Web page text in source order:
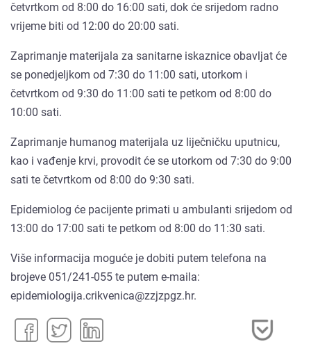
četvrtkom od 8:00 do 16:00 sati, dok će srijedom radno
vrijeme biti od 12:00 do 20:00 sati.
Zaprimanje materijala za sanitarne iskaznice obavljat će
se ponedjeljkom od 7:30 do 11:00 sati, utorkom i
četvrtkom od 9:30 do 11:00 sati te petkom od 8:00 do
10:00 sati.
Zaprimanje humanog materijala uz liječničku uputnicu,
kao i vađenje krvi, provodit će se utorkom od 7:30 do 9:00
sati te četvrtkom od 8:00 do 9:30 sati.
Epidemiolog će pacijente primati u ambulanti srijedom od
13:00 do 17:00 sati te petkom od 8:00 do 11:30 sati.
Više informacija moguće je dobiti putem telefona na
brojeve 051/241-055 te putem e-maila:
epidemiologija.crikvenica@zzjzpgz.hr.